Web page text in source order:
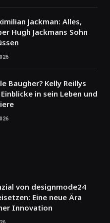
Jackman: Alles,
Hugh Jackmans Sohn
Baugher? Kelly Reillys
in sein Leben und
von designmode24
Eine neue Ära
Innovation